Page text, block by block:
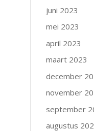
juni 2023
mei 2023
april 2023
maart 2023
december
november
september
augustus